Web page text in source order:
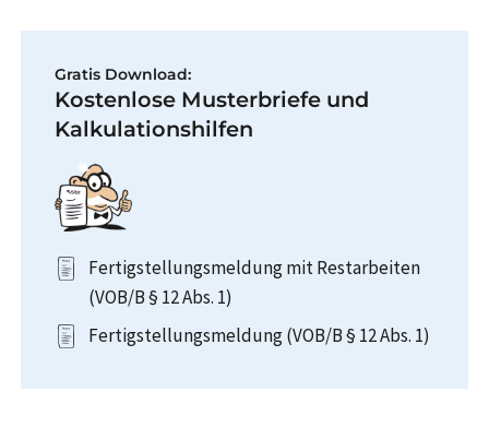
Gratis Download:
Kostenlose Musterbriefe und
Kalkulationshilfen
Fertigstellungsmeldung mit Restarbeiten
(VOB/B § 12 Abs. 1)
Fertigstellungsmeldung (VOB/B § 12 Abs. 1)